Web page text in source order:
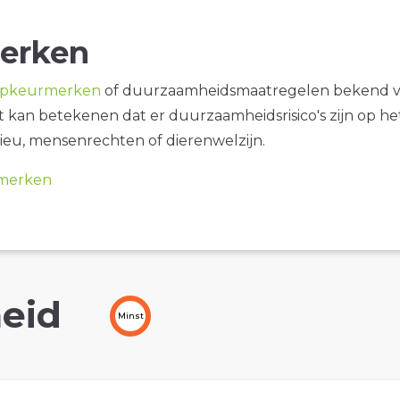
of duurzaamheidsmaatregelen bekend
kan betekenen dat er duurzaamheidsrisico's zijn op
mensenrechten of dierenwelzijn.
Minst